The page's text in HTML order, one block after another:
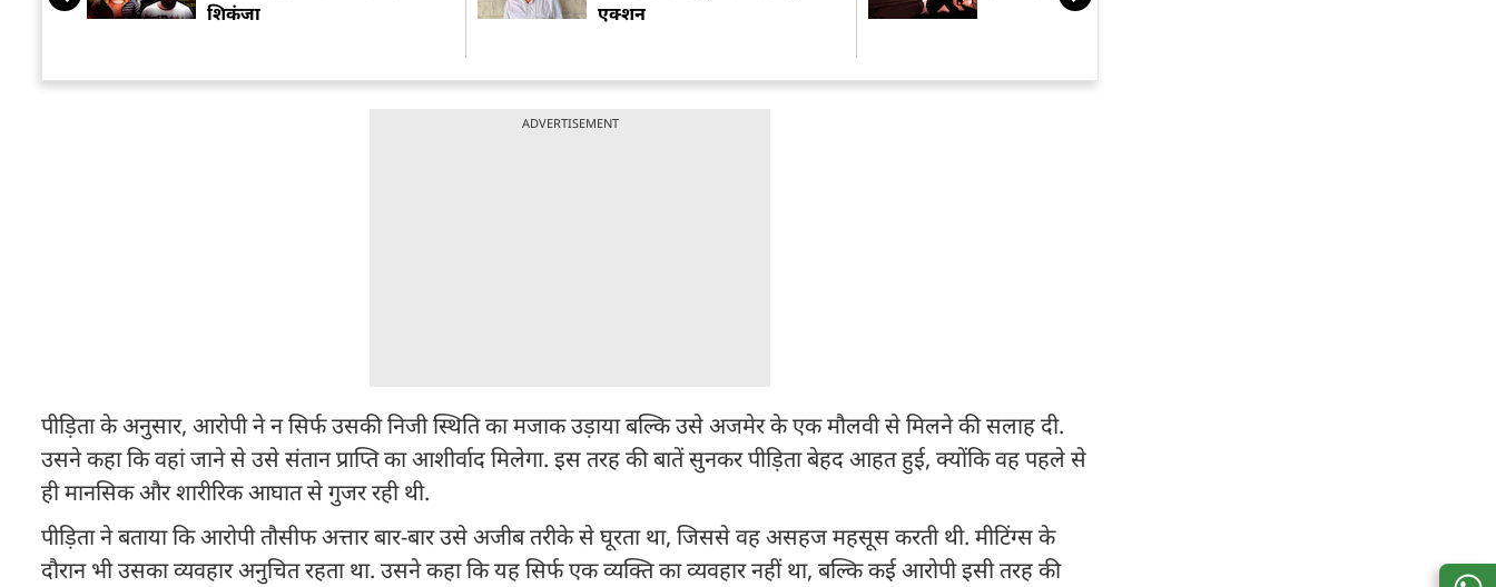
शिकंजा
एक्शन
ADVERTISEMENT
पीड़िता के अनुसार, आरोपी ने न सिर्फ उसकी निजी स्थिति का मजाक उड़ाया बल्कि उसे अजमेर के एक मौलवी से मिलने की सलाह दी.
उसने कहा कि वहां जाने से उसे संतान प्राप्ति का आशीर्वाद मिलेगा. इस तरह की बातें सुनकर पीड़िता बेहद आहत हुई, क्योंकि वह पहले से
ही मानसिक और शारीरिक आघात से गुजर रही थी.
पीड़िता ने बताया कि आरोपी तौसीफ अत्तार बार-बार उसे अजीब तरीके से घूरता था, जिससे वह असहज महसूस करती थी. मीटिंग्स के
दौरान भी उसका व्यवहार अनुचित रहता था. उसने कहा कि यह सिर्फ एक व्यक्ति का व्यवहार नहीं था, बल्कि कई आरोपी इसी तरह की